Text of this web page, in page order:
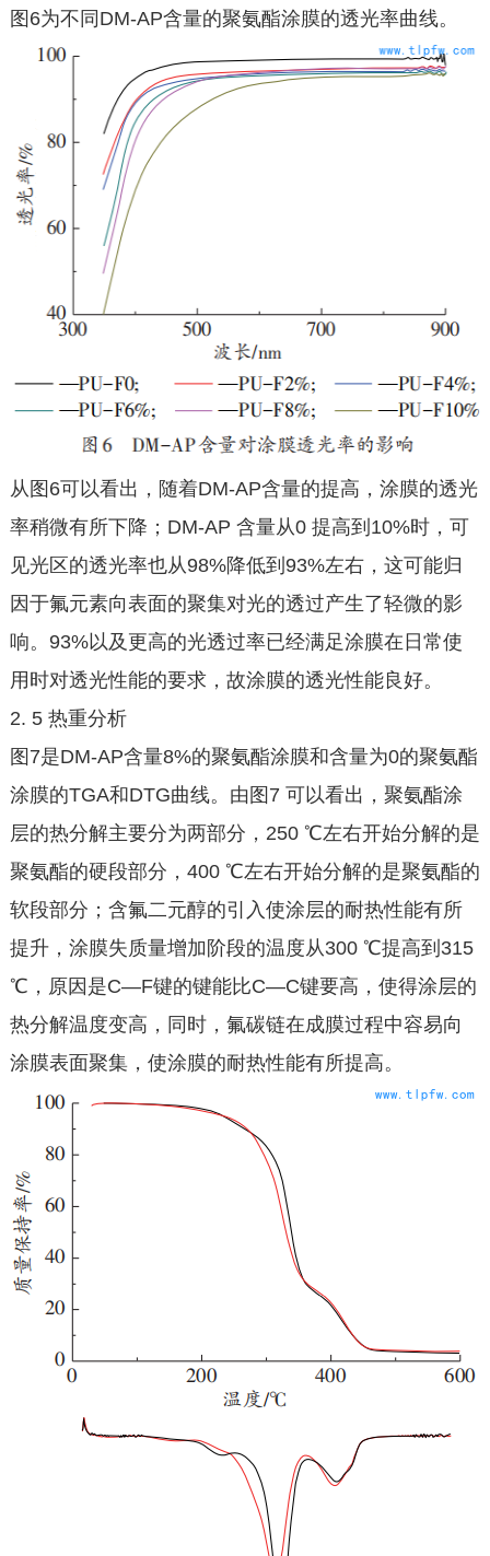
图6为不同DM-AP含量的聚氨酯涂膜的透光率曲线。
从图6可以看出，随着DM-AP含量的提高，涂膜的透光
率稍微有所下降；DM-AP 含量从0 提高到10%时，可
见光区的透光率也从98%降低到93%左右，这可能归
因于氟元素向表面的聚集对光的透过产生了轻微的影
响。93%以及更高的光透过率已经满足涂膜在日常使
用时对透光性能的要求，故涂膜的透光性能良好。
2. 5 热重分析
图7是DM-AP含量8%的聚氨酯涂膜和含量为0的聚氨酯
涂膜的TGA和DTG曲线。由图7 可以看出，聚氨酯涂
层的热分解主要分为两部分，250 ℃左右开始分解的是
聚氨酯的硬段部分，400 ℃左右开始分解的是聚氨酯的
软段部分；含氟二元醇的引入使涂层的耐热性能有所
提升，涂膜失质量增加阶段的温度从300 ℃提高到315
℃，原因是C—F键的键能比C—C键要高，使得涂层的
热分解温度变高，同时，氟碳链在成膜过程中容易向
涂膜表面聚集，使涂膜的耐热性能有所提高。